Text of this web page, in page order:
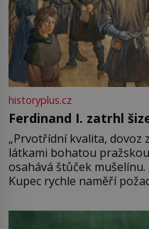
historyplus.cz
Ferdinand I. zatrhl
„Prvotřídní kvalita, dovoz
látkami bohatou
osahává štůček
Kupec rychle naměří
milostpaní. Stačí jenom
množství růžového